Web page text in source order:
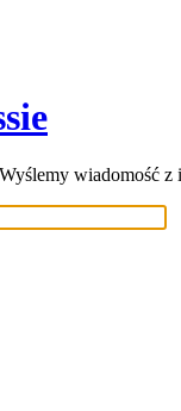
wiadomość z